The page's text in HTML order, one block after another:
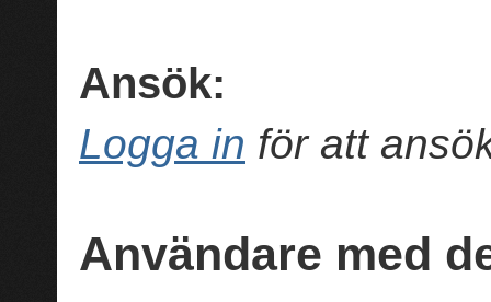
Ansök:
Logga in för att
Användare med